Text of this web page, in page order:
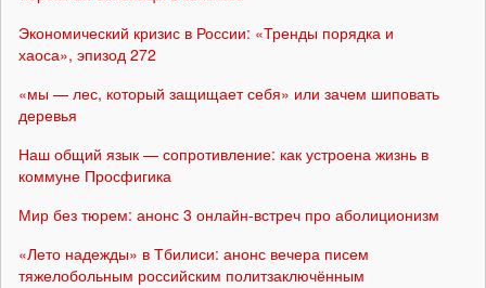
Экономический кризис в России: «Тренды порядка и
хаоса», эпизод 272
«мы — лес, который защищает себя» или зачем шиповать
деревья
Наш общий язык — сопротивление: как устроена жизнь в
коммуне Просфигика
Мир без тюрем: анонс 3 онлайн-встреч про аболиционизм
«Лето надежды» в Тбилиси: анонс вечера писем
тяжелобольным российским политзаключённым